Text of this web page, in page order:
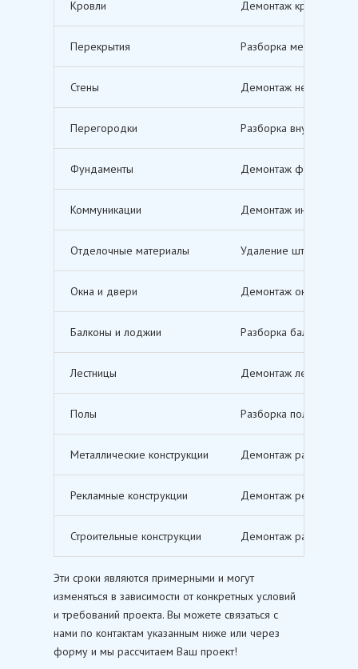
Кровли Демонтаж кровельных
Перекрытия Разборка межэтажных
Стены Демонтаж несущих и
Перегородки Разборка внутренних
Фундаменты Демонтаж
Коммуникации Демонтаж инженерных
Отделочные материалы Удаление штукатурки,
Окна и двери Демонтаж оконных и
Балконы и лоджии Разборка балконов и
Лестницы Демонтаж лестничных
Полы Разборка полов,
Металлические конструкции Демонтаж различных
Рекламные конструкции Демонтаж рекламных
Строительные конструкции Демонтаж различных
Эти сроки являются примерными и могут
изменяться в зависимости от конкретных условий
и требований проекта. Вы можете связаться с
нами по контактам указанным ниже или через
форму и мы рассчитаем Ваш проект!